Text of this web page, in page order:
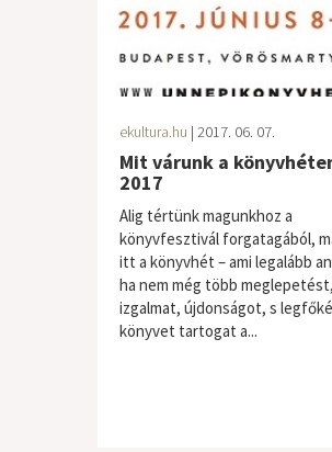
ekultura.hu | 2017. 06. 07.
Mit várunk a
2017
Alig tértünk magunkhoz a
könyvfesztivál forgatagából,
itt a könyvhét – ami legalább
ha nem még több meglepetést,
izgalmat, újdonságot, s
könyvet tartogat a...